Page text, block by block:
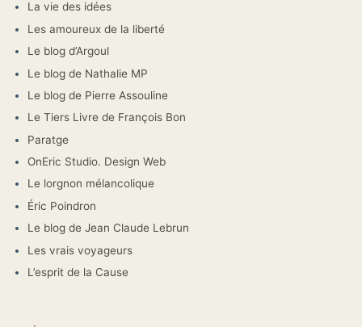
La vie des idées
Les amoureux de la liberté
Le blog d’Argoul
Le blog de Nathalie MP
Le blog de Pierre Assouline
Le Tiers Livre de François Bon
Paratge
OnEric Studio. Design Web
Le lorgnon mélancolique
Éric Poindron
Le blog de Jean Claude Lebrun
Les vrais voyageurs
L’esprit de la Cause